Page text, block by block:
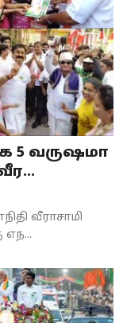
5 வருஷமா
வீராசாமி
எந...